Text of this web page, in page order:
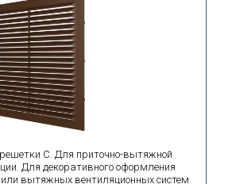
С. Для приточно-вытяжной
Для декоративного оформления
вытяжных вентиляционных систем